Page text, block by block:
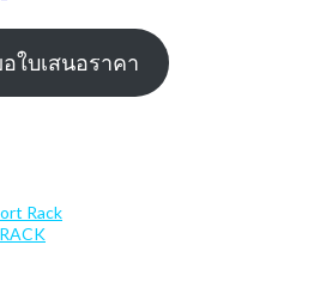
ใบเสนอราคา
Rack